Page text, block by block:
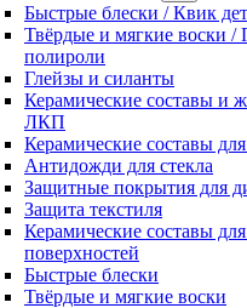
Быстрые блески / Квик
Твёрдые и мягкие воски
полироли
Глейзы и силанты
Керамические составы и
ЛКП
Керамические составы
Антидожди для стекла
Защитные покрытия для
Защита текстиля
Керамические составы
поверхностей
Быстрые блески
Твёрдые и мягкие воски